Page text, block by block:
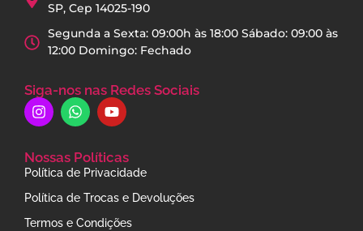
SP, Cep 14025-190
Segunda a Sexta: 09:00h às 18:00 Sábado: 09:00 às
12:00 Domingo: Fechado
Siga-nos nas Redes Sociais
Nossas Políticas
Política de Privacidade
Política de Trocas e Devoluções
Termos e Condições